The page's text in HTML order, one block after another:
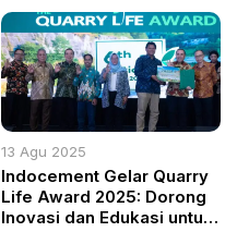
13 Agu 2025
Indocement Gelar Quarry
Life Award 2025: Dorong
Inovasi dan Edukasi untuk